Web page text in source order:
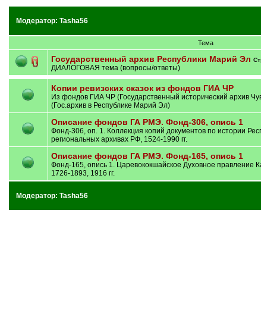
Модератор: Tasha56
Тема
Государственный архив Республики Марий Эл
ДИАЛОГОВАЯ тема (вопросы/ответы)
Копии ревизских сказок из фондов ГИА ЧР
Из фондов ГИА ЧР (Государственный исторический архив
(Гос.архив в Республике Марий Эл)
Описание фондов ГА РМЭ. Фонд-306, опись 1
Фонд-306, оп. 1. Коллекция копий документов по истории
региональных архивах РФ, 1524-1990 гг.
Описание фондов ГА РМЭ. Фонд-165, опись 1
Фонд-165, опись 1. Царевококшайское Духовное правление
1726-1893, 1916 гг.
Модератор: Tasha56